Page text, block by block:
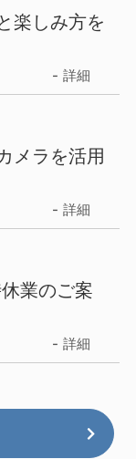
楽しみ方を
詳細
メラを活用
詳細
業のご案
詳細